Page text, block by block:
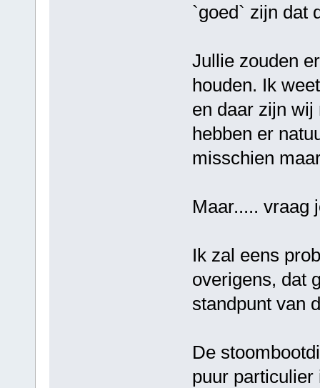
`goed` zijn dat
Jullie zouden
houden. Ik
en daar zijn
hebben er
misschien
Maar..... vraag
Ik zal eens
overigens, dat
standpunt van
De
puur